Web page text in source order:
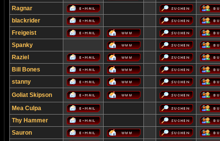
Ragnar
blackrider
Freigeist
Spanky
Raziel
Bill Bones
stanny
Goliat Skipson
Mea Culpa
Thy Hammer
Sauron